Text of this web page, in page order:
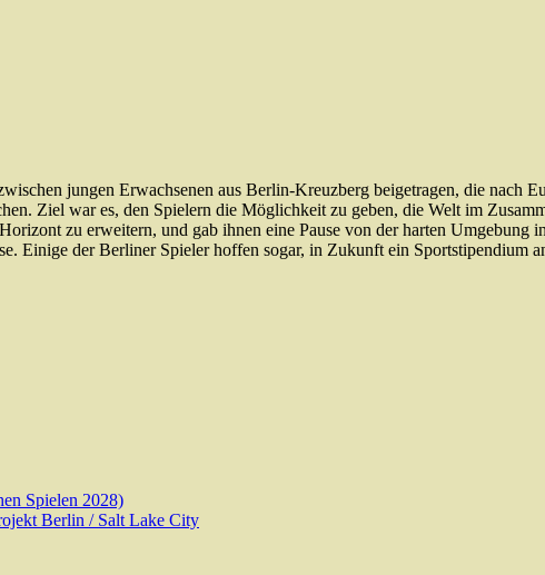
jungen Erwachsenen aus Berlin-Kreuzberg beigetragen, die nach
Ziel war es, den Spielern die Möglichkeit zu geben, die Welt im
Horizont zu erweitern, und gab ihnen eine Pause von der harten Umgebung in
Einige der Berliner Spieler hoffen sogar, in Zukunft ein Sportstipendium
Spielen 2028)
Berlin / Salt Lake City